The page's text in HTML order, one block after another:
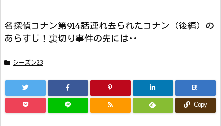
名探偵コナン第914話連れ去られたコナン（後編）の
あらすじ！裏切り事件の先には･･
シーズン23
B!
Copy